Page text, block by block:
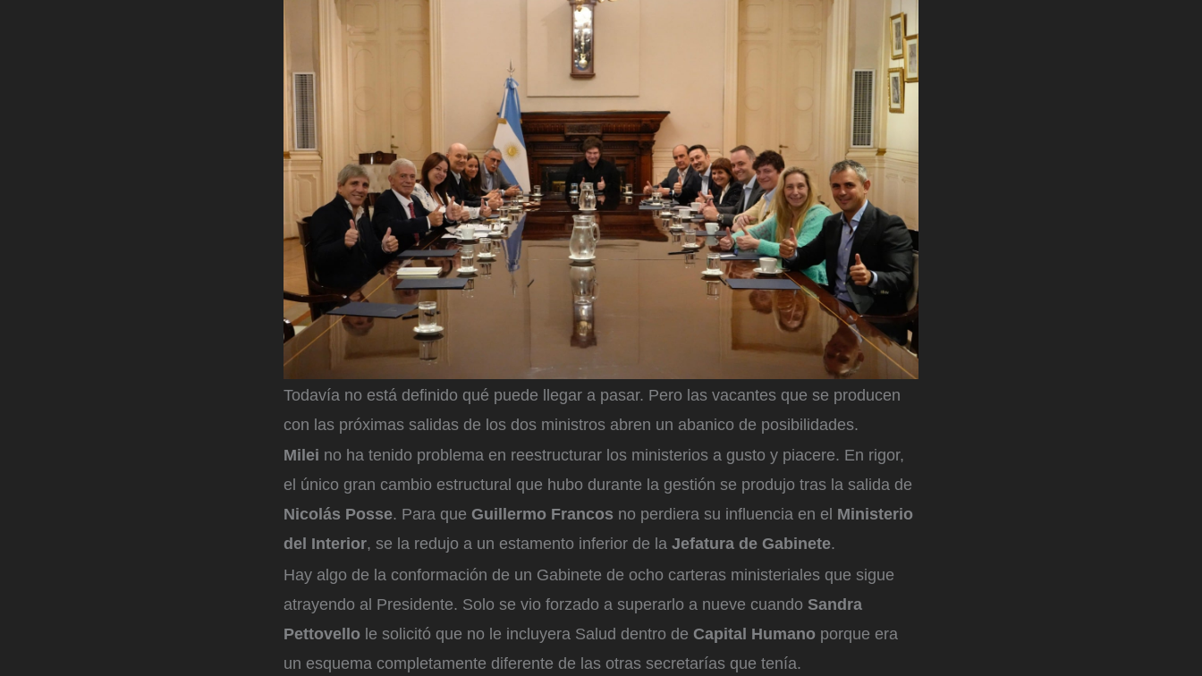
Todavía no está definido qué puede llegar a pasar. Pero las vacantes que se producen
con las próximas salidas de los dos ministros abren un abanico de posibilidades.
Milei no ha tenido problema en reestructurar los ministerios a gusto y piacere. En rigor,
el único gran cambio estructural que hubo durante la gestión se produjo tras la salida de
Nicolás Posse. Para que Guillermo Francos no perdiera su influencia en el Ministerio
del Interior, se la redujo a un estamento inferior de la Jefatura de Gabinete.
Hay algo de la conformación de un Gabinete de ocho carteras ministeriales que sigue
atrayendo al Presidente. Solo se vio forzado a superarlo a nueve cuando Sandra
Pettovello le solicitó que no le incluyera Salud dentro de Capital Humano porque era
un esquema completamente diferente de las otras secretarías que tenía.